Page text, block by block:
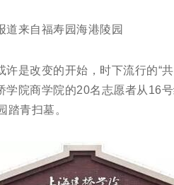
道来自福寿园海港陵园
是改变的开始，时下流行的“
学院商学院的20名志愿者从16
踏青扫墓。